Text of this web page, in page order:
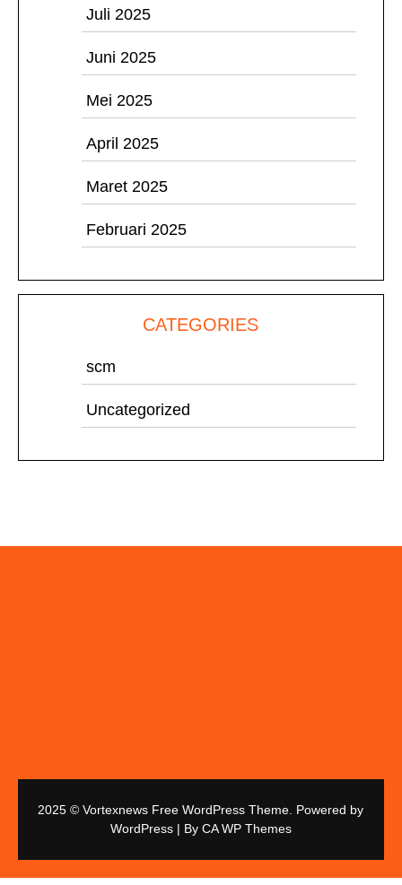
Juli 2025
Juni 2025
Mei 2025
April 2025
Maret 2025
Februari 2025
CATEGORIES
scm
Uncategorized
2025 © Vortexnews Free WordPress Theme. Powered by
WordPress | By CA WP Themes